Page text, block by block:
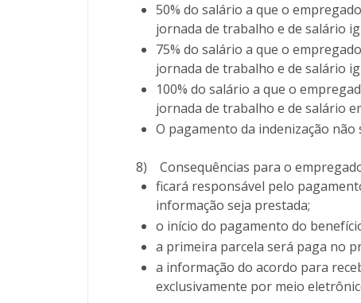
50% do salário a que o
jornada de trabalho e de salário
75% do salário a que o
jornada de trabalho e de salário
100% do salário a que o
jornada de trabalho e de salário
O pagamento da indenização
8) Consequências para o
ficará responsável pelo
informação seja prestada;
o início do pagamento do
a primeira parcela será paga no
a informação do acordo para
exclusivamente por meio